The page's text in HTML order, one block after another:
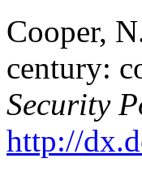
Cooper,
century:
Security
http://